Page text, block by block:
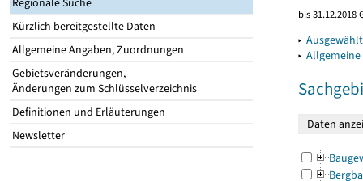
Kürzlich bereitgestellte Daten
Allgemeine Angaben, Zuordnungen
Gebietsveränderungen,
Änderungen zum Schlüsselverzeichnis
Definitionen und Erläuterungen
Newsletter
bis 31.12.2018
▸
▸